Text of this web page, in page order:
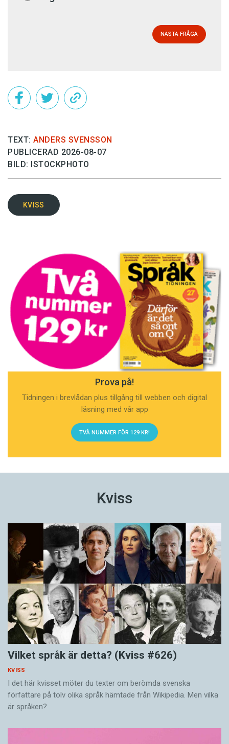
NÄSTA FRÅGA
TEXT: ANDERS SVENSSON
PUBLICERAD 2026-08-07
BILD: ISTOCKPHOTO
KVISS
Prova på!
Tidningen i brevlådan plus tillgång till webben och digital
läsning med vår app
TVÅ NUMMER FÖR 129 KR!
Kviss
Vilket språk är detta? (Kviss #626)
KVISS
I det här kvisset möter du texter om berömda svenska
författare på tolv olika språk hämtade från Wikipedia. Men vilka
är språken?